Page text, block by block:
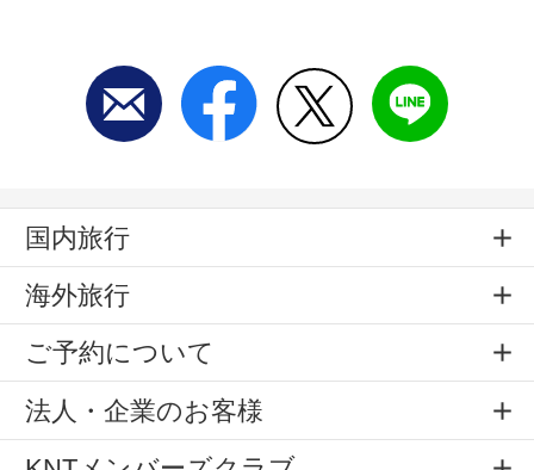
国内旅行
海外旅行
ご予約について
法人・企業のお客様